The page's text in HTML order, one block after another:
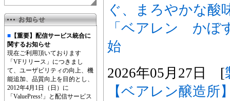
■ 【重要】配信サービス統合に
関するお知らせ
現在ご利用頂いております
「VFリリース」につきまし
て、ユーザビリティの向上、機
能追加、品質向上を目的とし、
2012年4月1日（日）に
「ValuePress!」と配信サービス
ぐ、まろやかな酸
「ベアレン かぼ
始
2026年05月27日 [
【ベアレン醸造所